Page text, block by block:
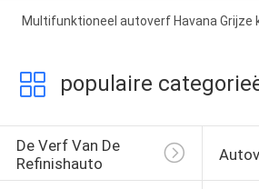
Multifunktioneel autoverf Havana Grijze
populaire
De Verf Van De
Refinishauto